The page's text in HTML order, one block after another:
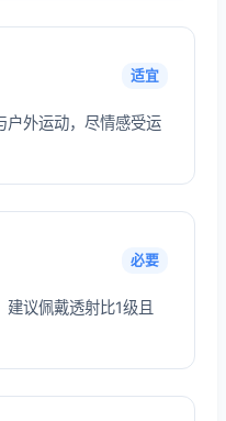
适宜
户外运动，尽情感受运
必要
议佩戴透射比1级且